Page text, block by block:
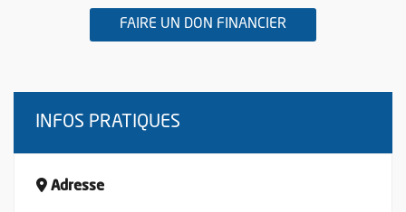
FAIRE UN DON FINANCIER
INFOS PRATIQUES
Adresse